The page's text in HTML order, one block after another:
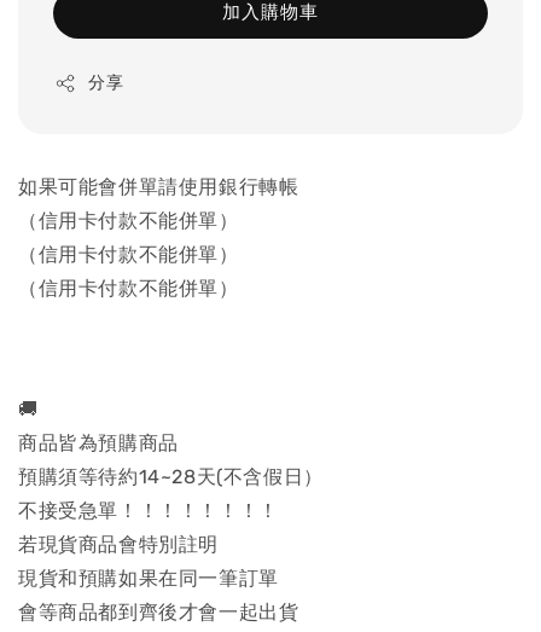
加入購物車
分享
如果可能會併單請使用銀行轉帳
（信用卡付款不能併單）
（信用卡付款不能併單）
（信用卡付款不能併單）
🚚
商品皆為預購商品
預購須等待約14~28天(不含假日）
不接受急單！！！！！！！！
若現貨商品會特別註明
現貨和預購如果在同一筆訂單
會等商品都到齊後才會一起出貨